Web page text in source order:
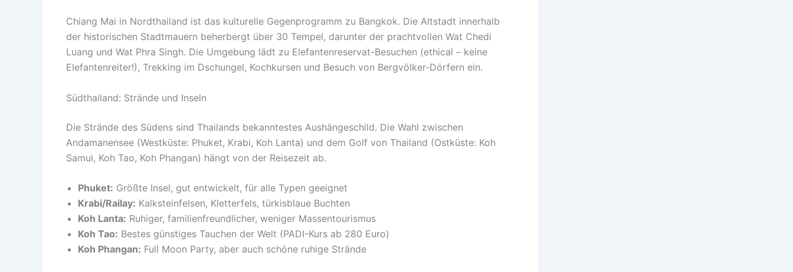
Chiang Mai in Nordthailand ist das kulturelle Gegenprogramm zu Bangkok. Die Altstadt innerhalb
der historischen Stadtmauern beherbergt über 30 Tempel, darunter der prachtvollen Wat Chedi
Luang und Wat Phra Singh. Die Umgebung lädt zu Elefantenreservat-Besuchen (ethical – keine
Elefantenreiter!), Trekking im Dschungel, Kochkursen und Besuch von Bergvölker-Dörfern ein.
Südthailand: Strände und Inseln
Die Strände des Südens sind Thailands bekanntestes Aushängeschild. Die Wahl zwischen
Andamanensee (Westküste: Phuket, Krabi, Koh Lanta) und dem Golf von Thailand (Ostküste: Koh
Samui, Koh Tao, Koh Phangan) hängt von der Reisezeit ab.
Phuket: Größte Insel, gut entwickelt, für alle Typen geeignet
Krabi/Railay: Kalksteinfelsen, Kletterfels, türkisblaue Buchten
Koh Lanta: Ruhiger, familienfreundlicher, weniger Massentourismus
Koh Tao: Bestes günstiges Tauchen der Welt (PADI-Kurs ab 280 Euro)
Koh Phangan: Full Moon Party, aber auch schöne ruhige Strände